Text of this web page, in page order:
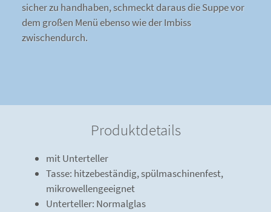
sicher zu handhaben, schmeckt daraus die Suppe vor
dem großen Menü ebenso wie der Imbiss
zwischendurch.
Produktdetails
mit Unterteller
Tasse: hitzebeständig, spülmaschinenfest,
mikrowellengeeignet
Unterteller: Normalglas